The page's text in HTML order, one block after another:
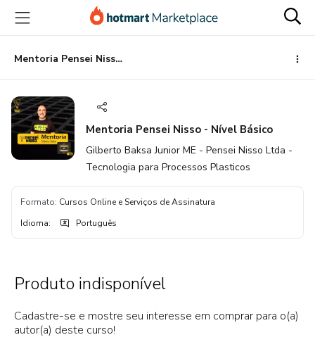
para
conteúdo
principal
para
pagamento
para
rodapé
Mentoria Pensei Nisso - Nível Básico
Mentoria Pensei Nisso - Nível Básico
Gilberto Baksa Junior ME - Pensei Nisso Ltda -
Tecnologia para Processos Plasticos
Formato: Cursos Online e Serviços de Assinatura
Idioma: Português
Produto indisponível
Cadastre-se e mostre seu interesse em comprar para o(a)
autor(a) deste curso!